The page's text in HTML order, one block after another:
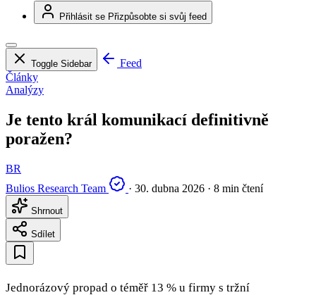
Přihlásit se Přizpůsobte si svůj feed
Toggle Sidebar
Feed
Články
Analýzy
Je tento král komunikací definitivně
poražen?
BR
Bulios Research Team
· 30. dubna 2026 · 8 min čtení
Shrnout
Sdílet
Jednorázový propad o téměř 13 % u firmy s tržní